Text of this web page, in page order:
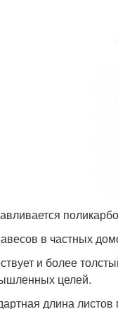
в частных
и более
целей.
длина листов